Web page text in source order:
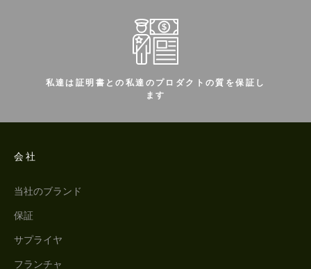
私達は証明書との私達のプロダクトの質を保証し
ます
会社
当社のブランド
保証
サプライヤ
フランチャ